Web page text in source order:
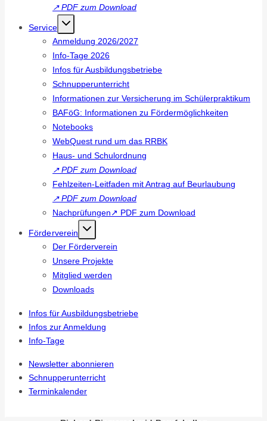
↗ PDF zum Download
Service
Anmeldung 2026/2027
Info-Tage 2026
Infos für Ausbildungsbetriebe
Schnupperunterricht
Informationen zur Versicherung im Schülerpraktikum
BAFöG: Informationen zu Fördermöglichkeiten
Notebooks
WebQuest rund um das RRBK
Haus- und Schulordnung
↗ PDF zum Download
Fehlzeiten-Leitfaden mit Antrag auf Beurlaubung
↗ PDF zum Download
Nachprüfungen↗ PDF zum Download
Förderverein
Der Förderverein
Unsere Projekte
Mitglied werden
Downloads
Infos für Ausbildungsbetriebe
Infos zur Anmeldung
Info-Tage
Newsletter abonnieren
Schnupperunterricht
Terminkalender